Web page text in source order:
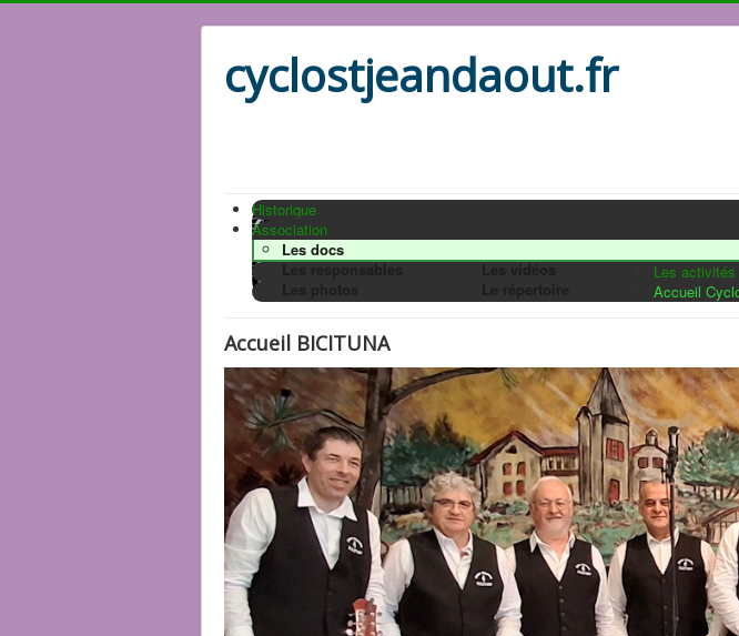
cyclostjeandaout.fr
Historique
Association
Les docs
Les responsables
Les vidéos
Les activités
Accueil
Accueil BICITUNA